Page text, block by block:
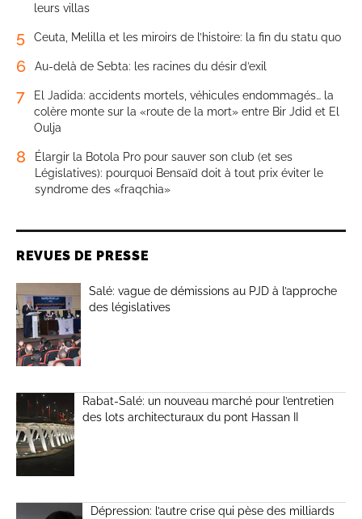
leurs villas
5 Ceuta, Melilla et les miroirs de l’histoire: la fin du statu quo
6 Au-delà de Sebta: les racines du désir d’exil
7
El Jadida: accidents mortels, véhicules endommagés… la
colère monte sur la «route de la mort» entre Bir Jdid et El
Oulja
8
Élargir la Botola Pro pour sauver son club (et ses
Législatives): pourquoi Bensaïd doit à tout prix éviter le
syndrome des «fraqchia»
REVUES DE PRESSE
Salé: vague de démissions au PJD à l’approche
des législatives
Rabat-Salé: un nouveau marché pour l’entretien
des lots architecturaux du pont Hassan II
Dépression: l’autre crise qui pèse des milliards